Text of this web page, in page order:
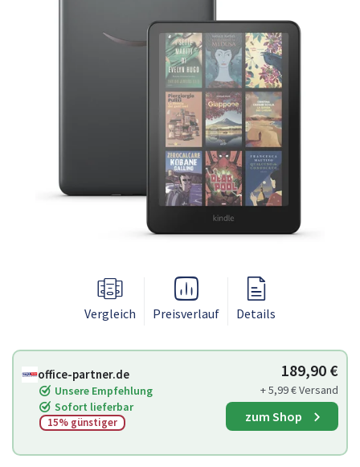
Vergleich Preisverlauf Details
office-partner.de
Unsere Empfehlung
Sofort lieferbar
15% günstiger
189,90 €
+ 5,99 € Versand
zum Shop